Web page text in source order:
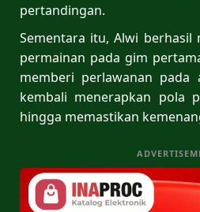
pertandingan.
Sementara itu, Alwi berhasil
permainan pada gim
memberi perlawanan pada
kembali menerapkan pola
hingga memastikan